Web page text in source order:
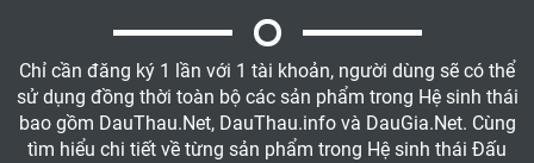
Chỉ cần đăng ký 1 lần với 1 tài khoản, người dùng sẽ có thể
sử dụng đồng thời toàn bộ các sản phẩm trong Hệ sinh thái
bao gồm DauThau.Net, DauThau.info và DauGia.Net. Cùng
tìm hiểu chi tiết về từng sản phẩm trong Hệ sinh thái Đấu